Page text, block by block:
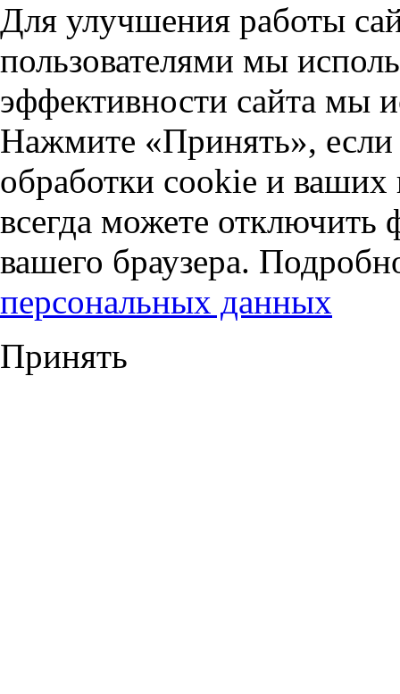
Для улучшения работы
пользователями мы
эффективности сайта мы
Нажмите «Принять», если
обработки cookie и
всегда можете отключить
вашего браузера.
персональных данных
Принять